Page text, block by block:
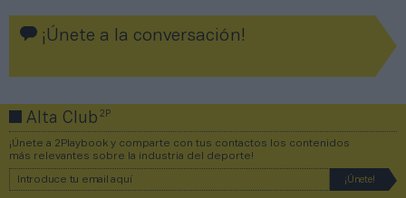
¡Únete a la conversación!
Alta Club2P
¡Únete a 2Playbook y comparte con tus contactos los contenidos
más relevantes sobre la industria del deporte!